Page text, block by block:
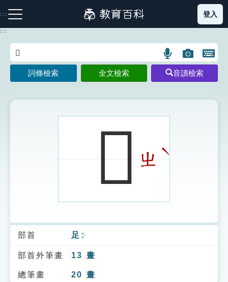
到
主
:::
注音索引圖示 筆畫索引圖示 部首索引表圖示
索引選單
知識索引
單字索引
登入
:::
語
言
搜
示
圖
片
搜
開
鍵
圖
詞條檢索 全文檢索 音讀檢索
𨆑ㄓ ˋ
部首 足 ㄗㄨˊ
部首外筆畫 13 畫
總筆畫 20 畫